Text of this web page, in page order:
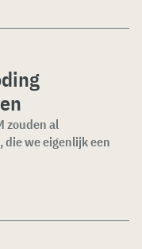
zouden al
we eigenlijk een